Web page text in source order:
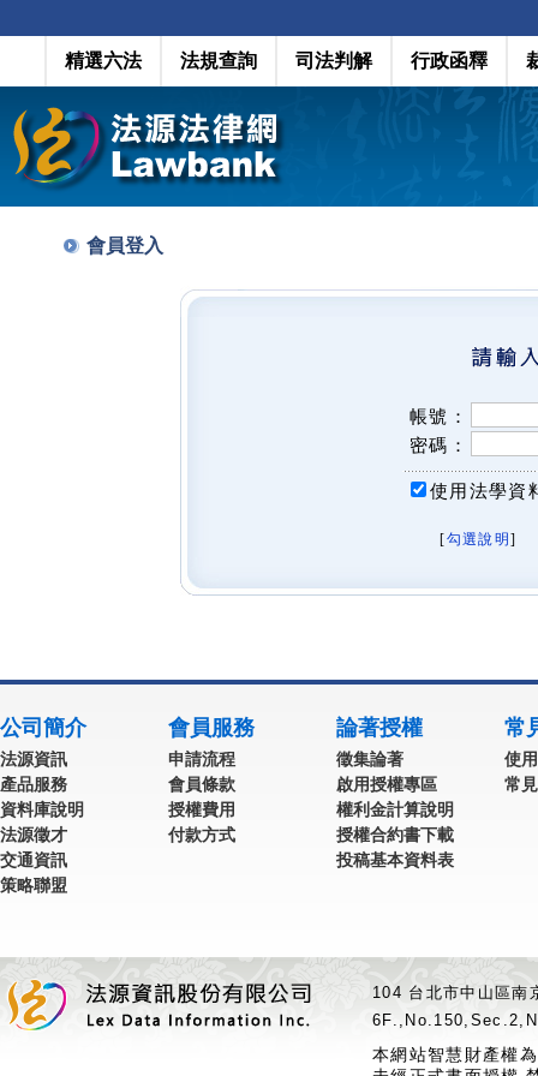
精選六法 法規查詢 司法判解 行政函釋
會員登入
帳號：
密碼：
使用法學資
[勾選說明 ]
公司簡介
法源資訊
產品服務
資料庫說明
法源徵才
交通資訊
策略聯盟
會員服務
申請流程
會員條款
授權費用
付款方式
論著授權
徵集論著
啟用授權專區
權利金計算說明
授權合約書下載
投稿基本資料表
常
使
常
104 台北市中山區
本網站智慧財產權